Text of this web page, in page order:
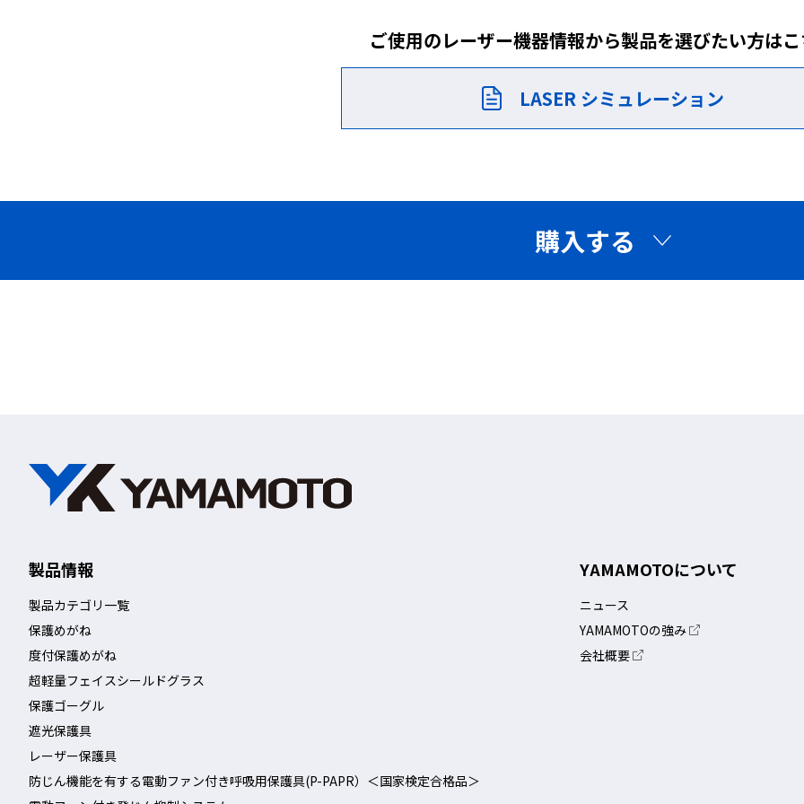
ことができます。
【移動・収納・着脱が可能なキャスターを装備】
これまではパーティションを保管している際、脚が邪魔になって人や台車が通
て誕生した、日本の狭い作業現場を想定した画期的な仕様。キャスターを取り
い。
ご使用のレーザー機器情報から製品を選びたい方は
LASER シミュレーション
購入する
製品情報
製品カテゴリ一覧
保護めがね
度付保護めがね
超軽量フェイスシールドグラス
保護ゴーグル
遮光保護具
レーザー保護具
防じん機能を有する電動ファン付き呼吸用保護具(P-PAPR）＜国家検定合格品＞
YAMAMOTOについて
ニュース
YAMAMOTOの強み
会社概要